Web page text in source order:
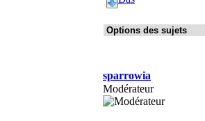
sparrowia
Modérateur